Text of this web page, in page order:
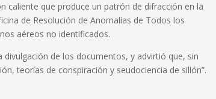
caliente que produce un patrón de difracción en la
de Resolución de Anomalías de Todos los
aéreos no identificados.
de los documentos, y advirtió que, sin
teorías de conspiración y seudociencia de sillón”.